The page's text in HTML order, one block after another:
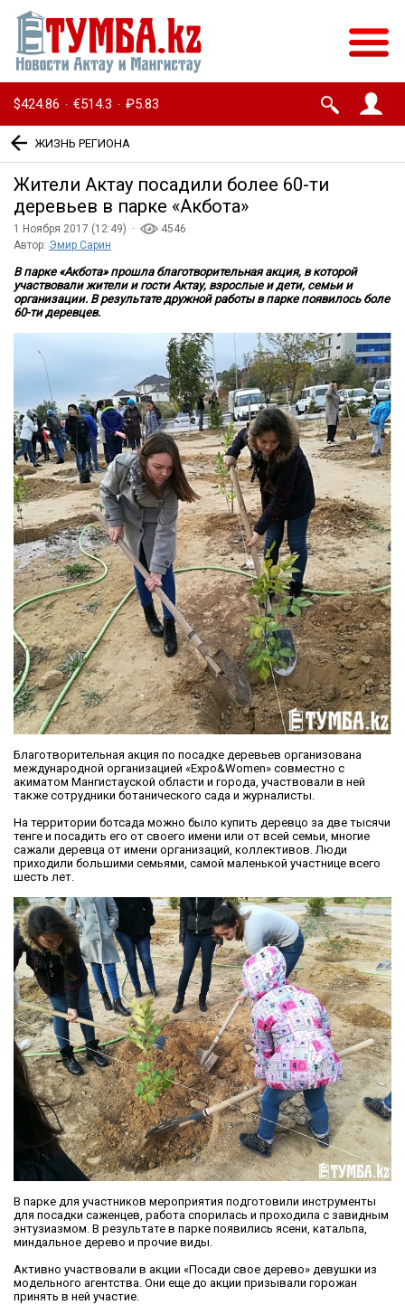
$424.86 · €514.3 · ₽5.83
ЖИЗНЬ РЕГИОНА
Жители Актау посадили более 60-ти
деревьев в парке «Акбота»
1 Ноября 2017 (12:49) ·
4546
Автор: Эмир Сарин
В парке «Акбота» прошла благотворительная акция, в которой
участвовали жители и гости Актау, взрослые и дети, семьи и
организации. В результате дружной работы в парке появилось боле
60-ти деревцев.
Благотворительная акция по посадке деревьев организована
международной организацией «Expo&Women» совместно с
акиматом Мангистауской области и города, участвовали в ней
также сотрудники ботанического сада и журналисты.
На территории ботсада можно было купить деревцо за две тысячи
тенге и посадить его от своего имени или от всей семьи, многие
сажали деревца от имени организаций, коллективов. Люди
приходили большими семьями, самой маленькой участнице всего
шесть лет.
В парке для участников мероприятия подготовили инструменты
для посадки саженцев, работа спорилась и проходила с завидным
энтузиазмом. В результате в парке появились ясени, катальпа,
миндальное дерево и прочие виды.
Активно участвовали в акции «Посади свое дерево» девушки из
модельного агентства. Они еще до акции призывали горожан
принять в ней участие.